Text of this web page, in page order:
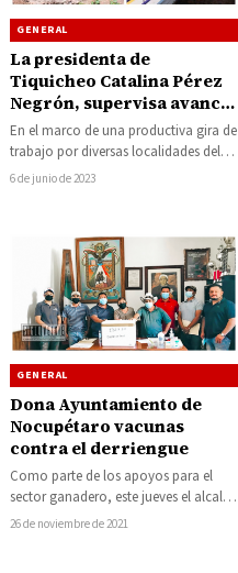
GENERAL
La presidenta de
Tiquicheo Catalina Pérez
Negrón, supervisa avance
de varias obras que se
construyen en el
municipio
En el marco de una productiva gira de
trabajo por diversas localidades del
municipio, la presidenta de
6 de junio de 2023
GENERAL
Dona Ayuntamiento de
Nocupétaro vacunas
contra el derriengue
Como parte de los apoyos para el
sector ganadero, este jueves el alcalde
de Nocupétaro Gonzalo Nares
26 de noviembre de 2021